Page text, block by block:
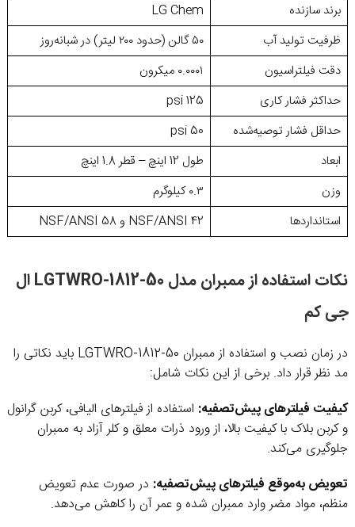
برند سازنده
LG Chem
ظرفیت تولید آب
۵۰ گالن (حدود ۲۰۰ لیتر) در شبانه‌روز
دقت فیلتراسیون
۰.۰۰۰۱ میکرون
حداکثر فشار کاری
125 psi
حداقل فشار توصیه‌شده
50 psi
ابعاد
طول 12 اینچ – قطر 1.8 اینچ
وزن
۰.۳ کیلوگرم
استانداردها
NSF/ANSI 42 و NSF/ANSI 58
نکات استفاده از ممبران مدل LGTWRO-1812-50 ال
جی کم
در زمان نصب و استفاده از ممبران LGTWRO-1812-50 باید نکاتی را
مد نظر قرار داد. برخی از این نکات شامل:
کیفیت فیلترهای پیش‌تصفیه: استفاده از فیلترهای الیافی، کربن گرانول
و کربن بلاک با کیفیت بالا، از ورود ذرات معلق و کلر آزاد به ممبران
جلوگیری می‌کند.
تعویض به‌موقع فیلترهای پیش‌تصفیه: در صورت عدم تعویض
منظم، مواد مضر وارد ممبران شده و عمر آن را کاهش می‌دهد.